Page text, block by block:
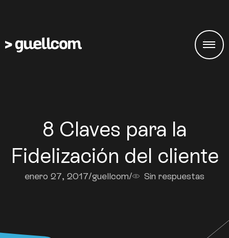
8 Claves para la
Fidelización del cliente
enero 27, 2017/guellcom/ Sin respuestas